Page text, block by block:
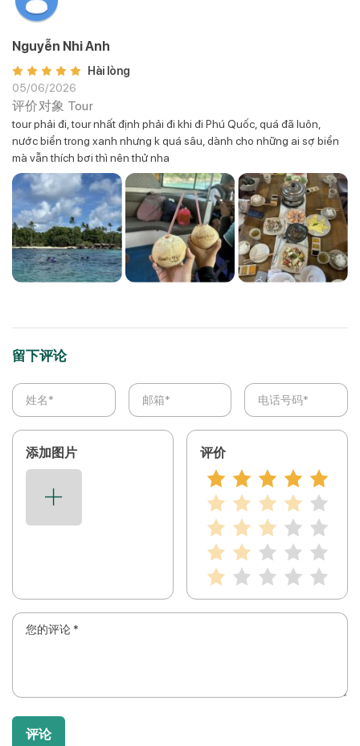
Nguyễn Nhi Anh
Hài lòng
05/06/2026
评价对象 Tour
tour phải đi, tour nhất định phải đi khi đi Phú Quốc, quá đã luôn,
nước biển trong xanh nhưng k quá sâu, dành cho những ai sợ biển
mà vẫn thích bơi thì nên thử nha
留下评论
添加图片 评价
评论